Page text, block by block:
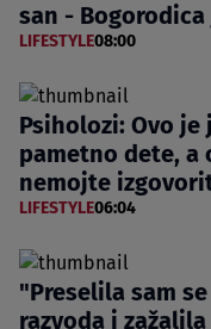
san -
LIFESTYLE08:00
Psiholozi: Ovo
pametno dete, a
nemojte
LIFESTYLE06:04
"Preselila sam
razvoda i